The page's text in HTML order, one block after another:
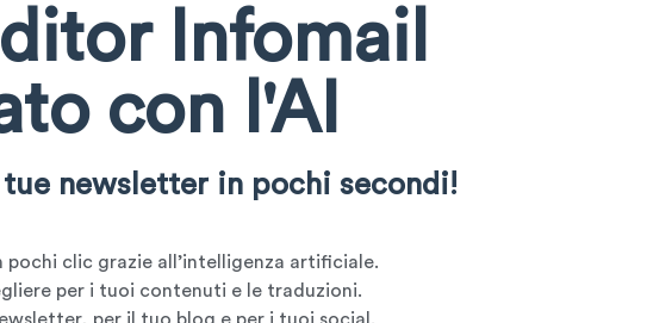
Infomail
con l'AI
newsletter in pochi secondi!
clic grazie all’intelligenza artificiale.
per i tuoi contenuti e le traduzioni.
per il tuo blog e per i tuoi social.